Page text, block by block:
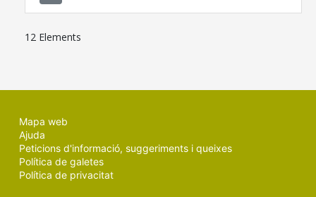
12 Elements
Mapa web
Ajuda
Peticions d'informació, suggeriments i queixes
Política de galetes
Política de privacitat